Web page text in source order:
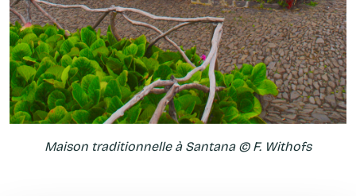
Maison traditionnelle à Santana © F. Withofs